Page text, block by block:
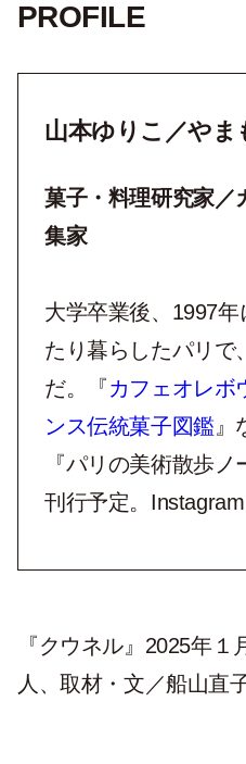
PROFILE
山本ゆりこ／やま
菓子・料理研究家／
集家
大学卒業後、 1997年
たり暮らしたパリで
だ。『カフェオレボ
ンス伝統菓子図鑑 』
『パリの美術散歩ノ
刊行予定。 Instagram
『クウネル』2025年
人、取材・文／船山直